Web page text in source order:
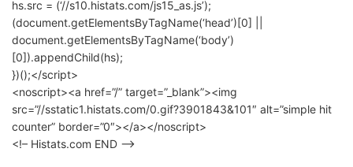
hs.src = (‘//s10.histats.com/js15_as.js’);
(document.getElementsByTagName(‘head’)[0] ||
document.getElementsByTagName(‘body’)
[0]).appendChild(hs);
})();</script>
<noscript><a href=”/” target=”_blank”><img
src=”//sstatic1.histats.com/0.gif?3901843&101″ alt=”simple hit
counter” border=”0″></a></noscript>
<!– Histats.com END –>